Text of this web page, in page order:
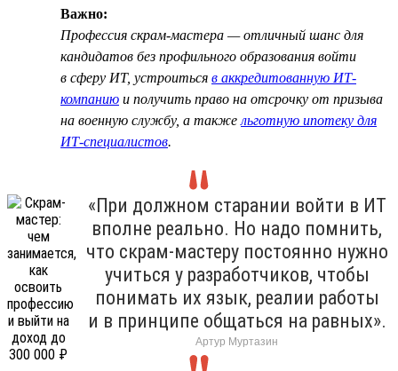
Важно:
Профессия скрам-мастера — отличный шанс для
кандидатов без профильного образования войти
в сферу ИТ, устроиться в аккредитованную ИТ-
компанию и получить право на отсрочку от призыва
на военную службу, а также льготную ипотеку для
ИТ-специалистов.
«При должном старании войти в ИТ
вполне реально. Но надо помнить,
что скрам-мастеру постоянно нужно
учиться у разработчиков, чтобы
понимать их язык, реалии работы
и в принципе общаться на равных».
Артур Муртазин